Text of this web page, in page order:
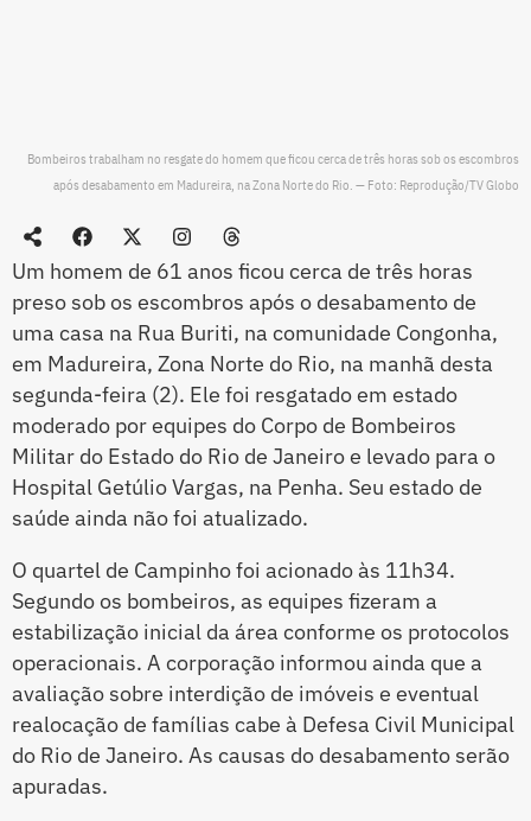
Bombeiros trabalham no resgate do homem que ficou cerca de três horas sob os escombros
após desabamento em Madureira, na Zona Norte do Rio. — Foto: Reprodução/TV Globo
Um homem de 61 anos ficou cerca de três horas
preso sob os escombros após o desabamento de
uma casa na Rua Buriti, na comunidade Congonha,
em Madureira, Zona Norte do Rio, na manhã desta
segunda-feira (2). Ele foi resgatado em estado
moderado por equipes do Corpo de Bombeiros
Militar do Estado do Rio de Janeiro e levado para o
Hospital Getúlio Vargas, na Penha. Seu estado de
saúde ainda não foi atualizado.
O quartel de Campinho foi acionado às 11h34.
Segundo os bombeiros, as equipes fizeram a
estabilização inicial da área conforme os protocolos
operacionais. A corporação informou ainda que a
avaliação sobre interdição de imóveis e eventual
realocação de famílias cabe à Defesa Civil Municipal
do Rio de Janeiro. As causas do desabamento serão
apuradas.